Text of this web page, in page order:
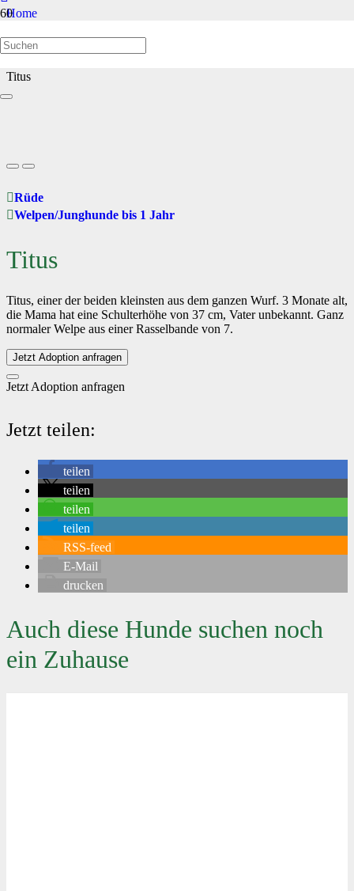
Home
Welpen/Junghunde bis 1 Jahr
Titus
Rüde
Welpen/Junghunde bis 1 Jahr
Titus
Titus, einer der beiden kleinsten aus dem ganzen Wurf. 3 Monate alt,
die Mama hat eine Schulterhöhe von 37 cm, Vater unbekannt. Ganz
normaler Welpe aus einer Rasselbande von 7.
Jetzt Adoption anfragen
Jetzt Adoption anfragen
Jetzt teilen:
teilen
teilen
teilen
teilen
RSS-feed
E-Mail
drucken
Auch diese Hunde suchen noch
ein Zuhause